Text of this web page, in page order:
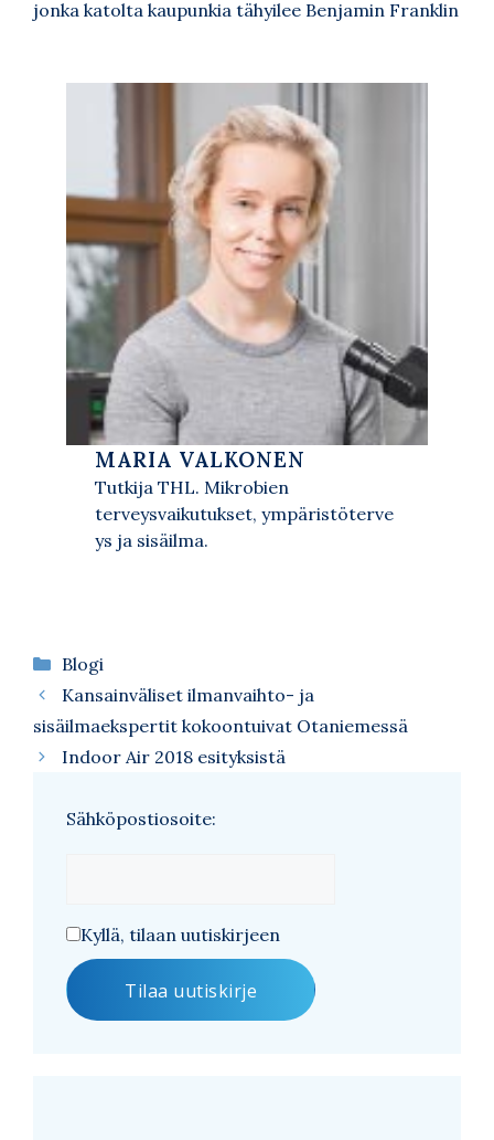
jonka katolta kaupunkia tähyilee Benjamin Franklin
MARIA VALKONEN
Tutkija THL. Mikrobien
terveysvaikutukset, ympäristöterve
ys ja sisäilma.
Kategoriat
Blogi
Kansainväliset ilmanvaihto- ja
sisäilmaekspertit kokoontuivat Otaniemessä
Indoor Air 2018 esityksistä
Sähköpostiosoite:
Kyllä, tilaan uutiskirjeen